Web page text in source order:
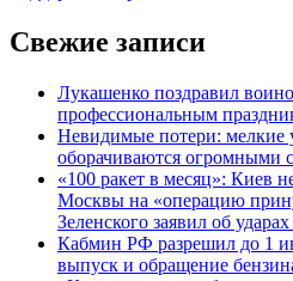
Свежие записи
Лукашенко поздравил
профессиональным
Невидимые потери: мелкие
оборачиваются огромными
«100 ракет в месяц»: Киев
Москвы на «операцию
Зеленского заявил об
Кабмин РФ разрешил до 1
выпуск и обращение